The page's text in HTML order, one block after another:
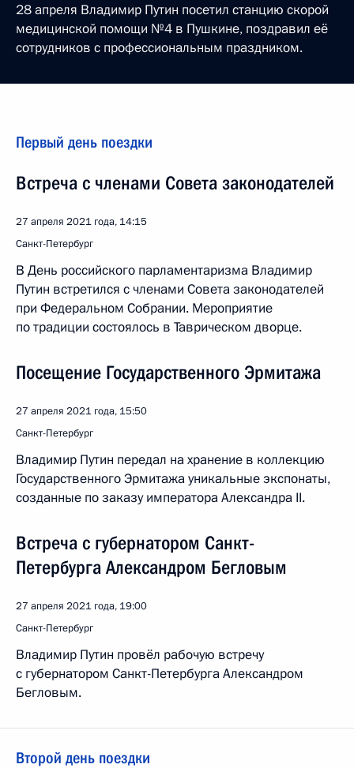
28 апреля Владимир Путин посетил станцию скорой
медицинской помощи №4 в Пушкине, поздравил её
сотрудников с профессиональным праздником.
Первый день поездки
Встреча с членами Совета законодателей
27 апреля 2021 года, 14:15
Санкт-Петербург
В День российского парламентаризма Владимир
Путин встретился с членами Совета законодателей
при Федеральном Собрании. Мероприятие
по традиции состоялось в Таврическом дворце.
Посещение Государственного Эрмитажа
27 апреля 2021 года, 15:50
Санкт-Петербург
Владимир Путин передал на хранение в коллекцию
Государственного Эрмитажа уникальные экспонаты,
созданные по заказу императора Александра II.
Встреча с губернатором Санкт-
Петербурга Александром Бегловым
27 апреля 2021 года, 19:00
Санкт-Петербург
Владимир Путин провёл рабочую встречу
с губернатором Санкт-Петербурга Александром
Бегловым.
Второй день поездки